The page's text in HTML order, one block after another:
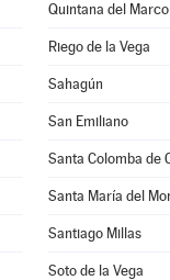
Quintana del Marco
Riego de la Vega
Sahagún
San Emiliano
Santa Colomba de
Santa María del
Santiago Millas
Soto de la Vega